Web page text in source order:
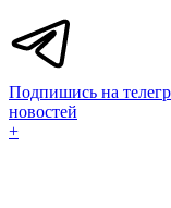
Подпишись на
новостей
+